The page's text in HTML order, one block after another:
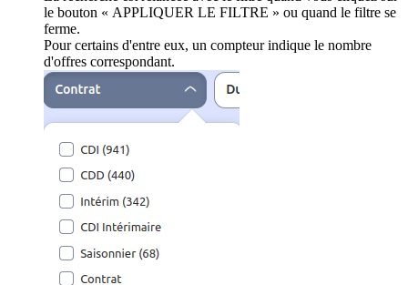
le bouton « APPLIQUER LE FILTRE » ou quand le filtre se
ferme.
Pour certains d'entre eux, un compteur indique le nombre
d'offres correspondant.